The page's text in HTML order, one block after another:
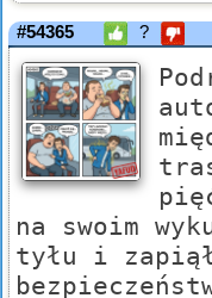
#54365 ?
na swoim
tyłu i